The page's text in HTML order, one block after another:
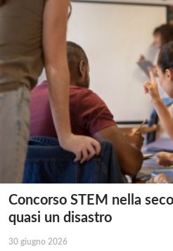
Concorso STEM nella
quasi un disastro
30 giugno 2026